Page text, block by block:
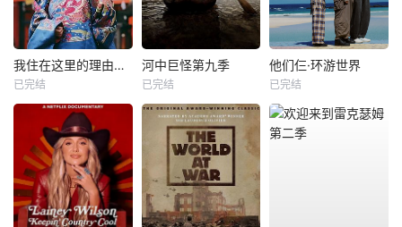
我住在这里的理由第二季
已完结
河中巨怪第九季
已完结
他们仨·环游世界
已完结